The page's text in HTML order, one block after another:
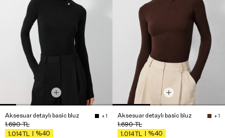
Aksesuar detaylı basic bluz + 1
1.690TL
1.014TL %40
Aksesuar detaylı basic bluz + 1
1.690TL
1.014TL %40